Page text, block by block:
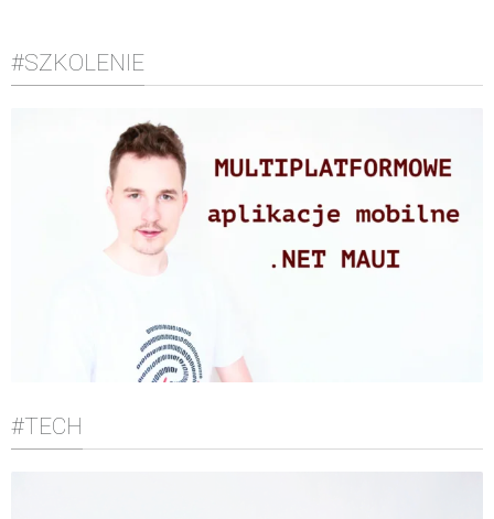
#SZKOLENIE
#TECH